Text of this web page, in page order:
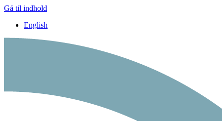
Gå til indhold
English